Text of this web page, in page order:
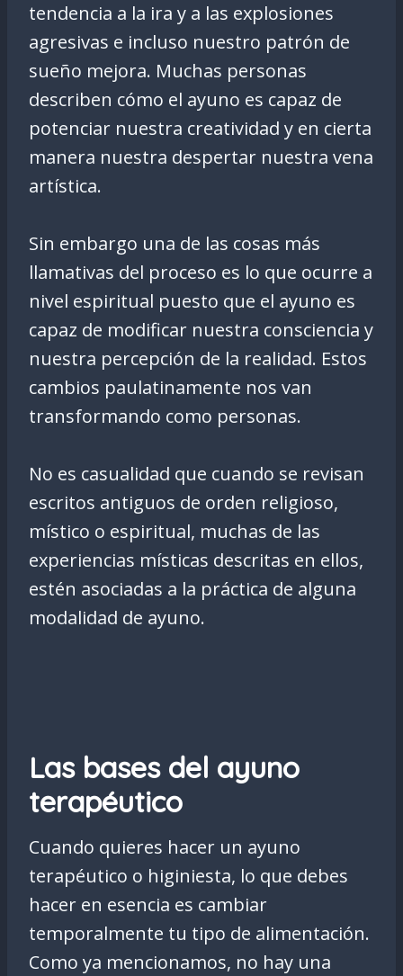
tendencia a la ira y a las explosiones
agresivas e incluso nuestro patrón de
sueño mejora. Muchas personas
describen cómo el ayuno es capaz de
potenciar nuestra creatividad y en cierta
manera nuestra despertar nuestra vena
artística.
Sin embargo una de las cosas más
llamativas del proceso es lo que ocurre a
nivel espiritual puesto que el ayuno es
capaz de modificar nuestra consciencia y
nuestra percepción de la realidad. Estos
cambios paulatinamente nos van
transformando como personas.
No es casualidad que cuando se revisan
escritos antiguos de orden religioso,
místico o espiritual, muchas de las
experiencias místicas descritas en ellos,
estén asociadas a la práctica de alguna
modalidad de ayuno.
Las bases del ayuno
terapéutico
Cuando quieres hacer un ayuno
terapéutico o higiniesta, lo que debes
hacer en esencia es cambiar
temporalmente tu tipo de alimentación.
Como ya mencionamos, no hay una